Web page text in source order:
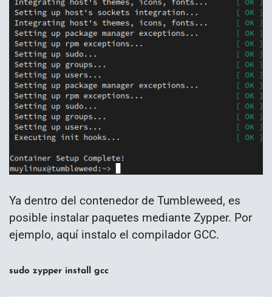
Ya dentro del contenedor de Tumbleweed, es
posible instalar paquetes mediante Zypper. Por
ejemplo, aquí instalo el compilador GCC.
sudo zypper install gcc